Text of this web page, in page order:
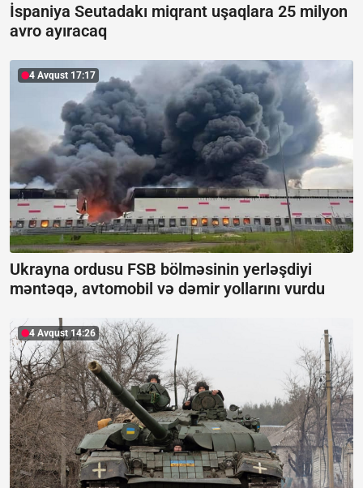
İspaniya Seutadakı miqrant uşaqlara 25 milyon
avro ayıracaq
4 Avqust 17:17
Ukrayna ordusu FSB bölməsinin yerləşdiyi
məntəqə, avtomobil və dəmir yollarını vurdu
4 Avqust 14:26